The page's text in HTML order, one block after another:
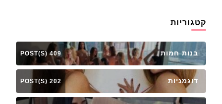
קטגוריות
בנות חמות 409 POST(S)
דוגמניות 202 POST(S)